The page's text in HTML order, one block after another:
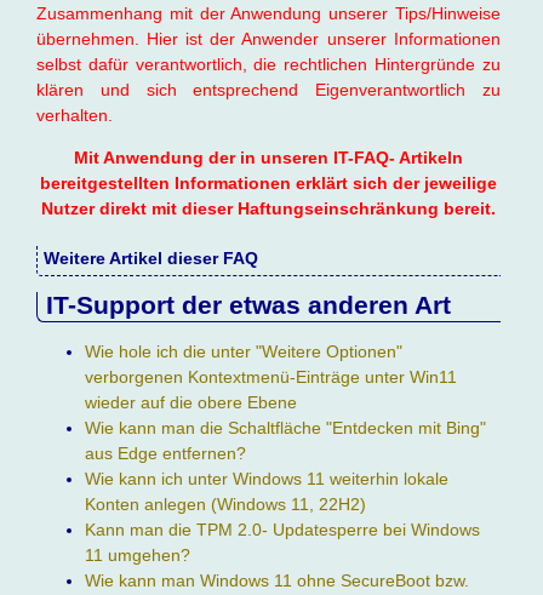
Zusammenhang mit der Anwendung unserer Tips/Hinweise
übernehmen. Hier ist der Anwender unserer Informationen
selbst dafür verantwortlich, die rechtlichen Hintergründe zu
klären und sich entsprechend Eigenverantwortlich zu
verhalten.
Mit Anwendung der in unseren IT-FAQ- Artikeln
bereitgestellten Informationen erklärt sich der jeweilige
Nutzer direkt mit dieser Haftungseinschränkung bereit.
Weitere Artikel dieser FAQ
IT-Support der etwas anderen Art
Wie hole ich die unter "Weitere Optionen"
verborgenen Kontextmenü-Einträge unter Win11
wieder auf die obere Ebene
Wie kann man die Schaltfläche "Entdecken mit Bing"
aus Edge entfernen?
Wie kann ich unter Windows 11 weiterhin lokale
Konten anlegen (Windows 11, 22H2)
Kann man die TPM 2.0- Updatesperre bei Windows
11 umgehen?
Wie kann man Windows 11 ohne SecureBoot bzw.